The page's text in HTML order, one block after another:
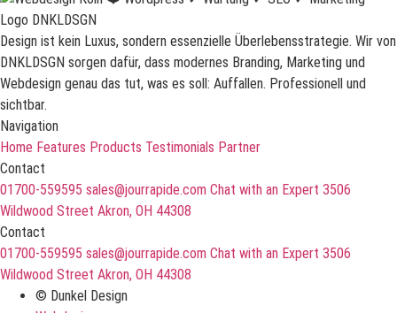
Design ist kein Luxus, sondern essenzielle Überlebensstrategie. Wir von
DNKLDSGN sorgen dafür, dass modernes Branding, Marketing und
Webdesign genau das tut, was es soll: Auffallen. Professionell und
sichtbar.
Navigation
Home Features Products Testimonials Partner
Contact
01700-559595 sales@jourrapide.com Chat with an Expert 3506
Wildwood Street Akron, OH 44308
Contact
01700-559595 sales@jourrapide.com Chat with an Expert 3506
Wildwood Street Akron, OH 44308
© Dunkel Design